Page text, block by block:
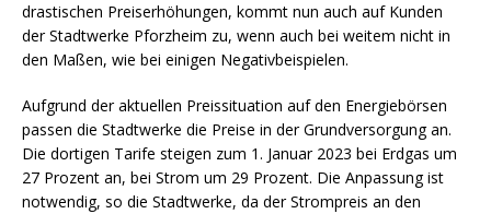
drastischen Preiserhöhungen, kommt nun auch auf Kunden
der Stadtwerke Pforzheim zu, wenn auch bei weitem nicht in
den Maßen, wie bei einigen Negativbeispielen.
Aufgrund der aktuellen Preissituation auf den Energiebörsen
passen die Stadtwerke die Preise in der Grundversorgung an.
Die dortigen Tarife steigen zum 1. Januar 2023 bei Erdgas um
27 Prozent an, bei Strom um 29 Prozent. Die Anpassung ist
notwendig, so die Stadtwerke, da der Strompreis an den